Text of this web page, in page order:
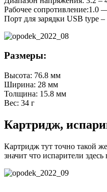
Рабочее сопротивление:1.0
Порт для зарядки USB type –
Размеры:
Высота: 76.8 мм
Ширина: 28 мм
Толщина: 15.8 мм
Вес: 34 г
Картридж,
Картридж тут точно такой
значит что испарители